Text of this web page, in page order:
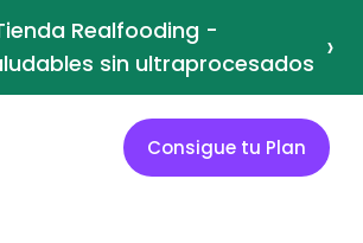
Realfooding -
sin ultraprocesados ›
Consigue tu Plan